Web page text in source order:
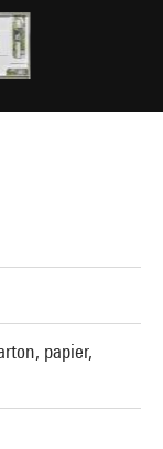
papier,
MNAM-CCI